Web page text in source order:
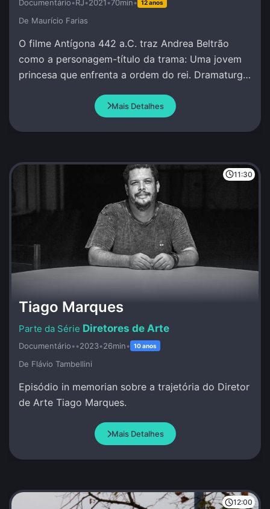
Documentário•RJ•2021 •70min• 12 anos
De Maurí­cio Farias
O filme Antígona 442 a.C. traz Andrea Beltrão
como a personagem-título da trama: Uma jovem
princesa que enfrenta a ordem do rei. Dramaturgia
Mais Detalhes
11:30
Tiago Marques
Diretores de Arte
Documentário••2023•26min• 10 anos
De Flávio Tambellini
Episódio in memorian sobre a trajetória do Diretor
de Arte Tiago Marques.
Mais Detalhes
12:00